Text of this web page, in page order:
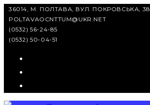
Перейти
до
вмісту
36014, М. ПОЛТАВА, ВУЛ. ПОКРОВСЬКА, 38
POLTAVAOCNTTUM@UKR.NET
(0532) 56-24-85
(0532) 50-04-51